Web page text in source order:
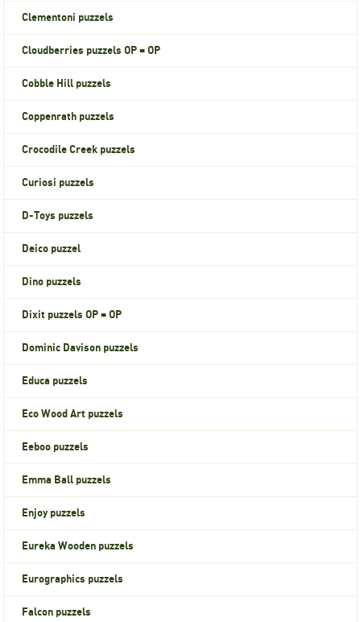
Clementoni puzzels
Cloudberries puzzels OP = OP
Cobble Hill puzzels
Coppenrath puzzels
Crocodile Creek puzzels
Curiosi puzzels
D-Toys puzzels
Deico puzzel
Dino puzzels
Dixit puzzels OP = OP
Dominic Davison puzzels
Educa puzzels
Eco Wood Art puzzels
Eeboo puzzels
Emma Ball puzzels
Enjoy puzzels
Eureka Wooden puzzels
Eurographics puzzels
Falcon puzzels